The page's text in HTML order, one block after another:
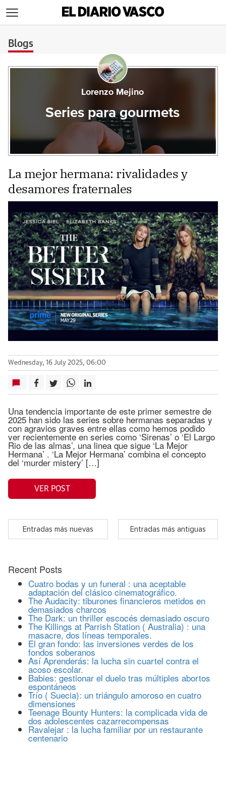
Blogs
Lorenzo Mejino
Series para gourmets
La mejor hermana: rivalidades y
desamores fraternales
Wednesday, 16 July 2025, 06:00
Una tendencia importante de este primer semestre de
2025 han sido las series sobre hermanas separadas y
con agravios graves entre ellas como hemos podido
ver recientemente en series como ‘Sirenas’ o ‘El Largo
Rio de las almas’, una linea que sigue ‘La Mejor
Hermana’ . ‘La Mejor Hermana’ combina el concepto
del ‘murder mistery’ […]
VER POST
Entradas más nuevas Entradas más antiguas
Recent Posts
Cuatro bodas y un funeral : una aceptable
adaptación del clásico cinematográfico.
The Audacity: tiburones financieros metidos en
demasiados charcos
The Dark: un thriller escocés demasiado oscuro
The Killings at Parrish Station ( Australia) : una
masacre, dos líneas temporales.
El gran fondo: las inversiones verdes de los
fondos soberanos
Así Aprenderás: la lucha sin cuartel contra el
acoso escolar.
Babies: gestionar el duelo tras múltiples abortos
espontáneos
Trío ( Suecia): un triángulo amoroso en cuatro
dimensiones
Teenage Bounty Hunters: la complicada vida de
dos adolescentes cazarrecompensas
Ravalejar : la lucha familiar por un restaurante
centenario